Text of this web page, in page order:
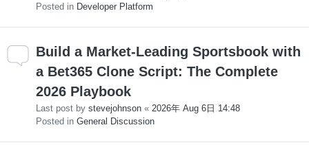
Posted in Developer Platform
Build a Market-Leading Sportsbook with
a Bet365 Clone Script: The Complete
2026 Playbook
Last post by stevejohnson « 2026年 Aug 6日 14:48
Posted in General Discussion